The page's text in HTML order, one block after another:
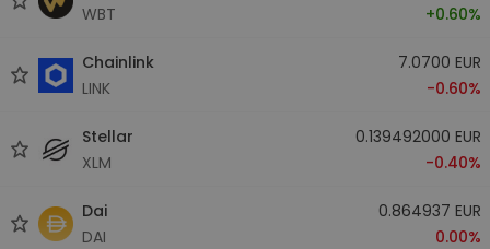
WBT
+0.60%
Chainlink
LINK
7.0700 EUR
-0.60%
Stellar
XLM
0.139492000 EUR
-0.40%
Dai
DAI
0.864937 EUR
0.00%